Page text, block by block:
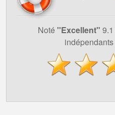
Noté ''Excellent"